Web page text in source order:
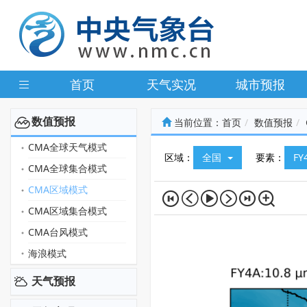
首页 天气实况 城市预报
数值预报
CMA全球天气模式
CMA全球集合模式
CMA区域模式
CMA区域集合模式
CMA台风模式
海浪模式
天气预报
当前位置： 首页 数值预报
区域： 全国 要素：